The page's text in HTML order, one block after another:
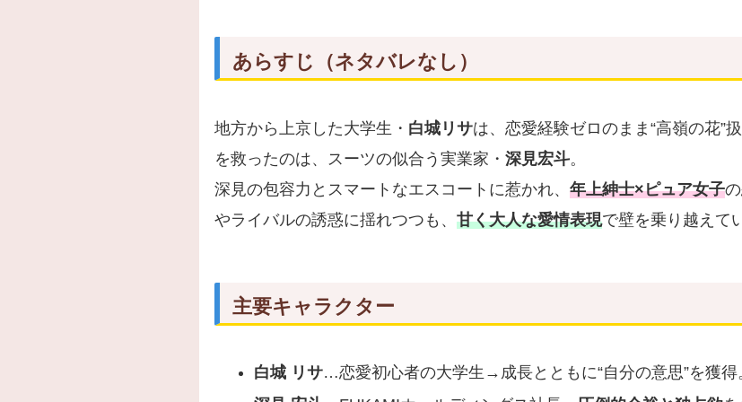
あらすじ（ネタバレなし）
地方から上京した大学生・ 白城リサは、恋愛経験ゼロのまま“高嶺の花”
を救ったのは、スーツの似合う実業家・ 深見宏斗。
深見の包容力とスマートなエスコートに惹かれ、 年上紳士×ピュア女子
やライバルの誘惑に揺れつつも、 甘く大人な愛情表現で壁を乗り越えて
主要キャラクター
白城 リサ…恋愛初心者の大学生→成長とともに“自分の意思”を獲得